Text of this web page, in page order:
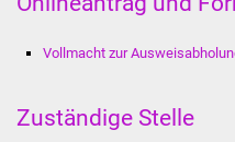
Vollmacht zur
Zuständige Stelle